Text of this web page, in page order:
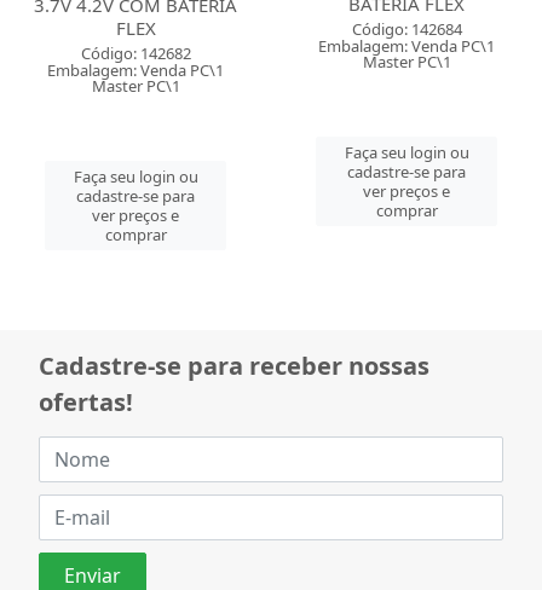
3.7V 4.2V COM BATERIA
FLEX
Código: 142682
Embalagem: Venda PC\1
Master PC\1
Faça seu login ou
cadastre-se para
ver preços e
comprar
Código: 142684
Embalagem: Venda PC\1
Master PC\1
Faça seu login ou
cadastre-se para
ver preços e
comprar
Cadastre-se para receber nossas
ofertas!